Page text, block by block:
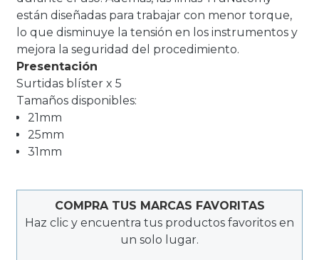
están diseñadas para trabajar con menor torque,
lo que disminuye la tensión en los instrumentos y
mejora la seguridad del procedimiento.
Presentación
Surtidas blíster x 5
Tamaños disponibles:
21mm
25mm
31mm
COMPRA TUS MARCAS FAVORITAS
Haz clic y encuentra tus productos favoritos en
un solo lugar.